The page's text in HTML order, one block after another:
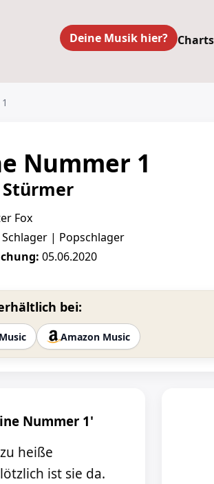
Deine Musik hier? Charts
Nummer 1
Fox
Schlager | Popschlager
05.06.2020
bei:
Amazon Music
Nummer 1'
heiße
ist sie da.